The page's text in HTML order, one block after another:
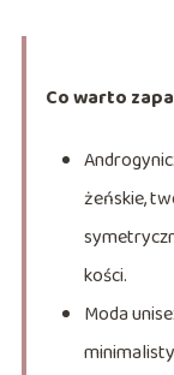
Co warto
żeńskie,
kości.
Moda